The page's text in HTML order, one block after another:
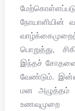
நோயாளியின்
பொறுத்து,
இந்தச்
வேண்டும்.
மன அழுத்தம்